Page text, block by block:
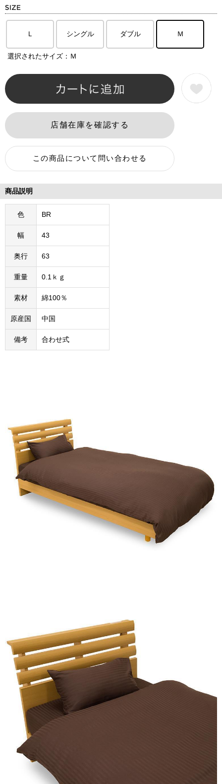
Ｌ シングル ダブル Ｍ
選択されたサイズ：Ｍ
商品説明
色 BR
幅 43
奥行 63
重量 0.1ｋｇ
素材 綿100％
原産国 中国
備考 合わせ式